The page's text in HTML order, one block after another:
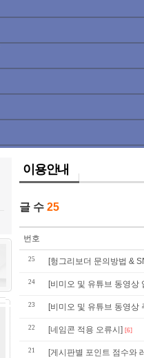
이용안내
글 수 25
번호
25 [헝그리보더 문의방법 &
24 [비미오 및 유튜브 동영상
23 [비미오 및 유튜브 동영상
22 [네임콘 적용 오류시] [6]
21 [게시판별 포인트 점수와